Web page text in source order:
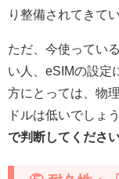
り整備されてきて
ただ、今使ってい
い人、eSIMの設定
方にとっては、物
ドルは低いでしょう
で判断してください